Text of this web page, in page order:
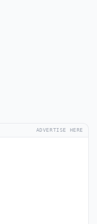
ADVERTISE HERE